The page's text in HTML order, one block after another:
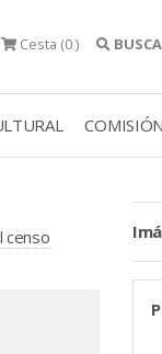
Cesta (0 )
censo